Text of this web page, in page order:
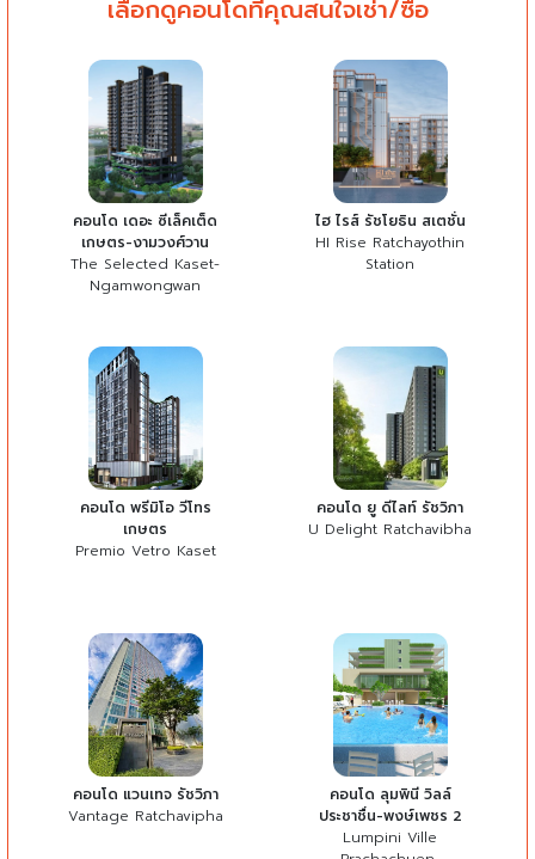
เลือกดูคอนโดที่คุณสนใจเช่า/ซื้อ
คอนโด เดอะ ซีเล็คเต็ด
เกษตร-งามวงศ์วาน
The Selected Kaset-
Ngamwongwan
ไฮ ไรส์ รัชโยธิน สเตชั่น
HI Rise Ratchayothin
Station
คอนโด พรีมิโอ วีโทร
เกษตร
Premio Vetro Kaset
คอนโด ยู ดีไลท์ รัชวิภา
U Delight Ratchavibha
คอนโด แวนเทจ รัชวิภา
Vantage Ratchavipha
คอนโด ลุมพินี วิลล์
ประชาชื่น-พงษ์เพชร 2
Lumpini Ville